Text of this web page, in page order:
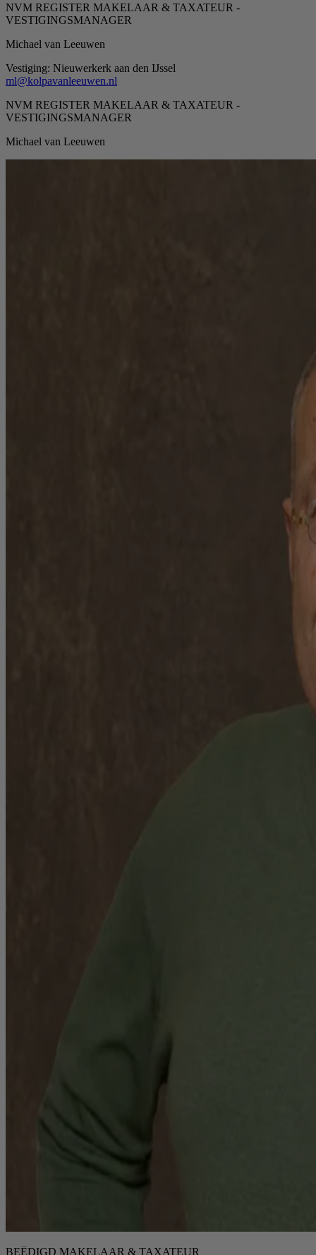
NVM REGISTER MAKELAAR & TAXATEUR -
VESTIGINGSMANAGER
Michael van Leeuwen
Vestiging: Nieuwerkerk aan den IJssel
ml@kolpavanleeuwen.nl
NVM REGISTER MAKELAAR & TAXATEUR -
VESTIGINGSMANAGER
Michael van Leeuwen
BEËDIGD MAKELAAR & TAXATEUR